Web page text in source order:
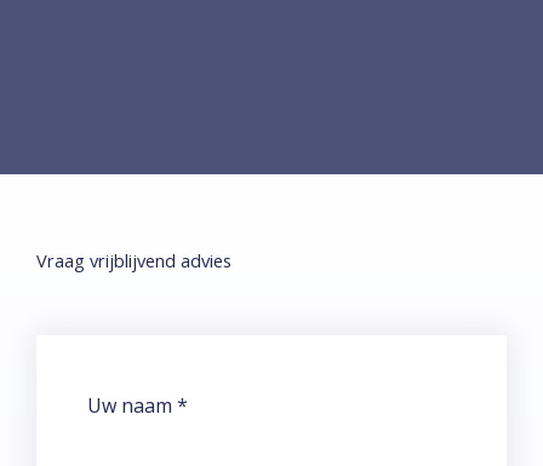
Vraag vrijblijvend advies​